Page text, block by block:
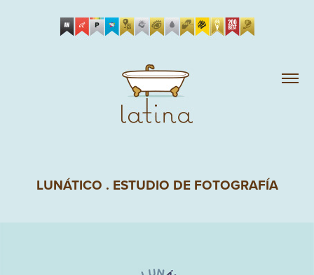
LUNÁTICO . ESTUDIO DE FOTOGRAFÍA